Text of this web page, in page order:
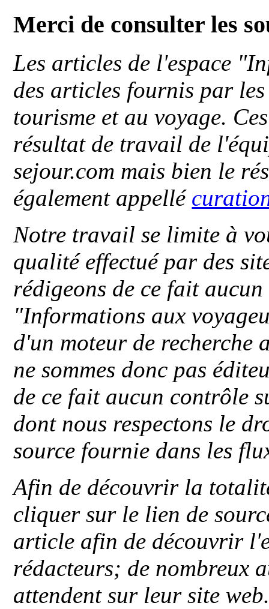
Merci de consulter les
Les articles de l'espace
des articles fournis par
tourisme et au voyage.
résultat de travail de
sejour.com mais bien le
également appellé
Notre travail se limite à
qualité effectué par des
rédigeons de ce fait
"Informations aux
d'un moteur de recherche
ne sommes donc pas
de ce fait aucun contrôle
dont nous respectons le
source fournie dans les
Afin de découvrir la
cliquer sur le lien de
article afin de découvrir
rédacteurs; de nombreux
attendent sur leur site